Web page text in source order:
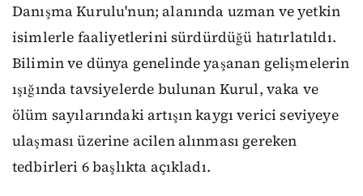
Danışma Kurulu'nun; alanında uzman ve yetkin
isimlerle faaliyetlerini sürdürdüğü hatırlatıldı.
Bilimin ve dünya genelinde yaşanan gelişmelerin
ışığında tavsiyelerde bulunan Kurul, vaka ve
ölüm sayılarındaki artışın kaygı verici seviyeye
ulaşması üzerine acilen alınması gereken
tedbirleri 6 başlıkta açıkladı.